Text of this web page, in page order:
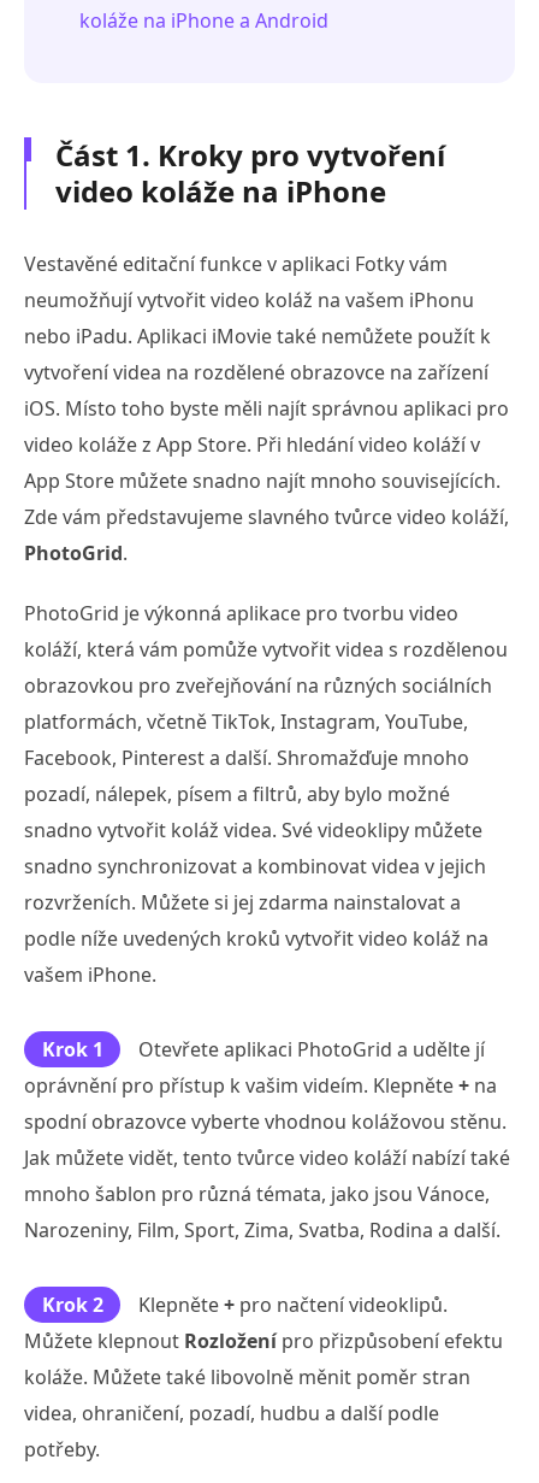
koláže na iPhone a Android
Část 1. Kroky pro vytvoření
video koláže na iPhone
Vestavěné editační funkce v aplikaci Fotky vám
neumožňují vytvořit video koláž na vašem iPhonu
nebo iPadu. Aplikaci iMovie také nemůžete použít k
vytvoření videa na rozdělené obrazovce na zařízení
iOS. Místo toho byste měli najít správnou aplikaci pro
video koláže z App Store. Při hledání video koláží v
App Store můžete snadno najít mnoho souvisejících.
Zde vám představujeme slavného tvůrce video koláží,
PhotoGrid.
PhotoGrid je výkonná aplikace pro tvorbu video
koláží, která vám pomůže vytvořit videa s rozdělenou
obrazovkou pro zveřejňování na různých sociálních
platformách, včetně TikTok, Instagram, YouTube,
Facebook, Pinterest a další. Shromažďuje mnoho
pozadí, nálepek, písem a filtrů, aby bylo možné
snadno vytvořit koláž videa. Své videoklipy můžete
snadno synchronizovat a kombinovat videa v jejich
rozvrženích. Můžete si jej zdarma nainstalovat a
podle níže uvedených kroků vytvořit video koláž na
vašem iPhone.
Krok 1
Otevřete aplikaci PhotoGrid a udělte jí
oprávnění pro přístup k vašim videím. Klepněte+ na
spodní obrazovce vyberte vhodnou kolážovou stěnu.
Jak můžete vidět, tento tvůrce video koláží nabízí také
mnoho šablon pro různá témata, jako jsou Vánoce,
Narozeniny, Film, Sport, Zima, Svatba, Rodina a další.
Krok 2 Klepněte+ pro načtení videoklipů.
Můžete klepnout Rozloženípro přizpůsobení efektu
koláže. Můžete také libovolně měnit poměr stran
videa, ohraničení, pozadí, hudbu a další podle
potřeby.